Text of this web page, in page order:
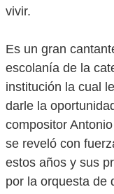
vivir.
Es un gran
escolanía de la
institución la cual
darle la
compositor
se reveló con
estos años y sus
por la orquesta de